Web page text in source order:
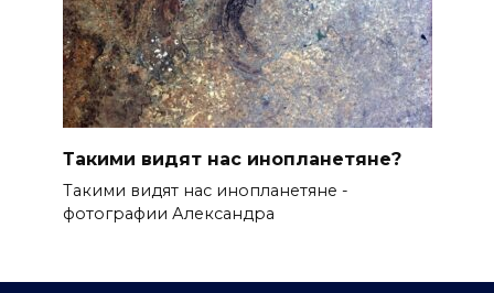
Такими видят нас инопланетяне?
Такими видят нас инопланетяне -
фотографии Александра